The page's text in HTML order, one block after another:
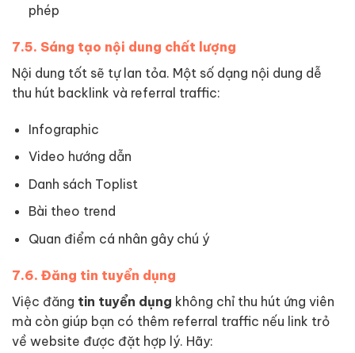
phép
7.5. Sáng tạo nội dung chất lượng
Nội dung tốt sẽ tự lan tỏa. Một số dạng nội dung dễ
thu hút backlink và referral traffic:
Infographic
Video hướng dẫn
Danh sách Toplist
Bài theo trend
Quan điểm cá nhân gây chú ý
7.6. Đăng tin tuyển dụng
Việc đăng tin tuyển dụng không chỉ thu hút ứng viên
mà còn giúp bạn có thêm referral traffic nếu link trỏ
về website được đặt hợp lý. Hãy: